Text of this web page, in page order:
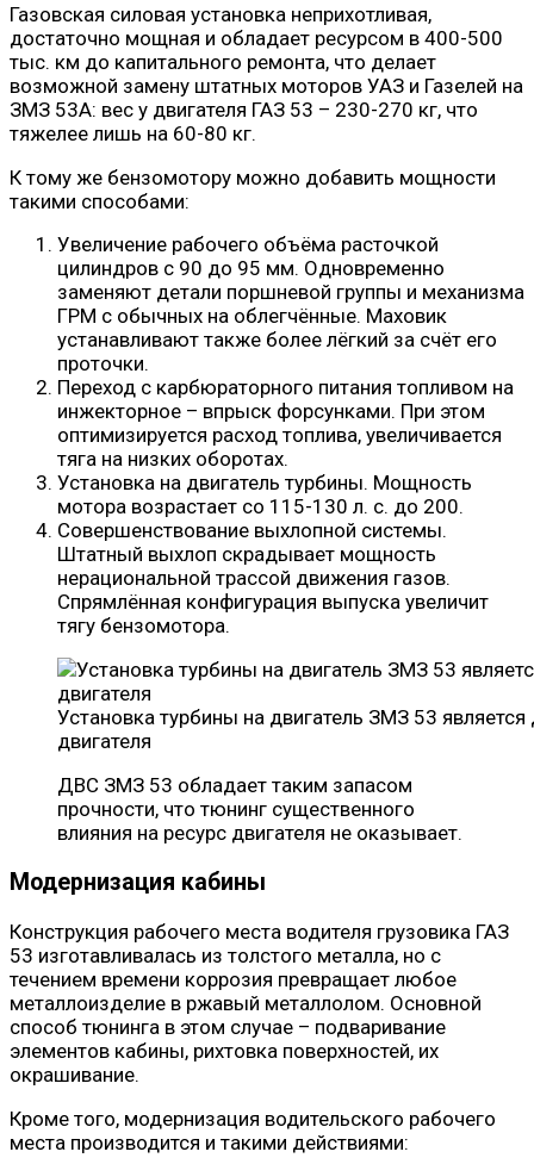
Газовская силовая установка неприхотливая,
достаточно мощная и обладает ресурсом в 400-500
тыс. км до капитального ремонта, что делает
возможной замену штатных моторов УАЗ и Газелей на
ЗМЗ 53А: вес у двигателя ГАЗ 53 – 230-270 кг, что
тяжелее лишь на 60-80 кг.
К тому же бензомотору можно добавить мощности
такими способами:
Увеличение рабочего объёма расточкой
цилиндров с 90 до 95 мм. Одновременно
заменяют детали поршневой группы и механизма
ГРМ с обычных на облегчённые. Маховик
устанавливают также более лёгкий за счёт его
проточки.
Переход с карбюраторного питания топливом на
инжекторное – впрыск форсунками. При этом
оптимизируется расход топлива, увеличивается
тяга на низких оборотах.
Установка на двигатель турбины. Мощность
мотора возрастает со 115-130 л. с. до 200.
Совершенствование выхлопной системы.
Штатный выхлоп скрадывает мощность
нерациональной трассой движения газов.
Спрямлённая конфигурация выпуска увеличит
тягу бензомотора.
Установка турбины на двигатель ЗМЗ 53
двигателя
ДВС ЗМЗ 53 обладает таким запасом
прочности, что тюнинг существенного
влияния на ресурс двигателя не оказывает.
Модернизация кабины
Конструкция рабочего места водителя грузовика ГАЗ
53 изготавливалась из толстого металла, но с
течением времени коррозия превращает любое
металлоизделие в ржавый металлолом. Основной
способ тюнинга в этом случае – подваривание
элементов кабины, рихтовка поверхностей, их
окрашивание.
Кроме того, модернизация водительского рабочего
места производится и такими действиями: